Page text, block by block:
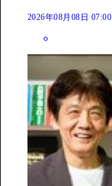
2026年08月08日 07:00